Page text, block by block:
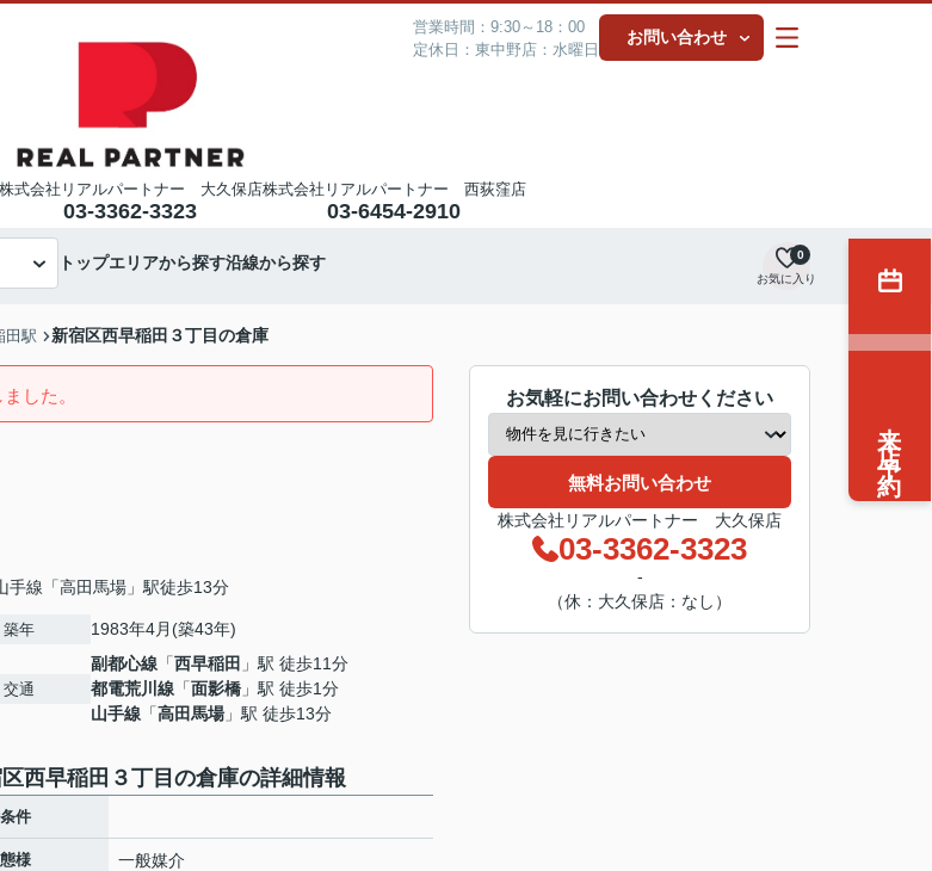
営業時間：9:30～18：00
定休日：東中野店：水曜日
お問い合わせ
式会社リアルパートナー 大久保店
03-3362-3323
株式会社リアルパートナー 西荻窪店
03-6454-2910
トップエリアから探す沿線から探す
お気に入り
0
田駅 新宿区西早稲田３丁目の倉庫
した。
手線「高田馬場」駅徒歩13分
築年 1983年4月(築43年)
交通
副都心線 「西早稲田 」駅 徒歩11分
都電荒川線 「面影橋 」駅 徒歩1分
山手線 「高田馬場」駅 徒歩13分
西早稲田３丁目の倉庫の詳細情報
件
様 一般媒介
お気軽にお問い合わせください
無料お問い合わせ
株式会社リアルパートナー 大久保店
03-3362-3323
-
（休：大久保店：なし）
来店予約